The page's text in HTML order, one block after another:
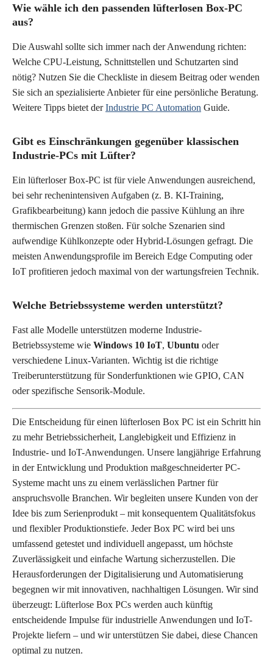
Wie wähle ich den passenden lüfterlosen Box-PC
aus?
Die Auswahl sollte sich immer nach der Anwendung richten:
Welche CPU-Leistung, Schnittstellen und Schutzarten sind
nötig? Nutzen Sie die Checkliste in diesem Beitrag oder wenden
Sie sich an spezialisierte Anbieter für eine persönliche Beratung.
Weitere Tipps bietet derIndustrie PC Automation Guide.
Gibt es Einschränkungen gegenüber klassischen
Industrie-PCs mit Lüfter?
Ein lüfterloser Box-PC ist für viele Anwendungen ausreichend,
bei sehr rechenintensiven Aufgaben (z. B. KI-Training,
Grafikbearbeitung) kann jedoch die passive Kühlung an ihre
thermischen Grenzen stoßen. Für solche Szenarien sind
aufwendige Kühlkonzepte oder Hybrid-Lösungen gefragt. Die
meisten Anwendungsprofile im Bereich Edge Computing oder
IoT profitieren jedoch maximal von der wartungsfreien Technik.
Welche Betriebssysteme werden unterstützt?
Fast alle Modelle unterstützen moderne Industrie-
Betriebssysteme wie Windows 10 IoT, Ubuntu oder
verschiedene Linux-Varianten. Wichtig ist die richtige
Treiberunterstützung für Sonderfunktionen wie GPIO, CAN
oder spezifische Sensorik-Module.
Die Entscheidung für einen lüfterlosen Box PC ist ein Schritt hin
zu mehr Betriebssicherheit, Langlebigkeit und Effizienz in
Industrie- und IoT-Anwendungen. Unsere langjährige Erfahrung
in der Entwicklung und Produktion maßgeschneiderter PC-
Systeme macht uns zu einem verlässlichen Partner für
anspruchsvolle Branchen. Wir begleiten unsere Kunden von der
Idee bis zum Serienprodukt – mit konsequentem Qualitätsfokus
und flexibler Produktionstiefe. Jeder Box PC wird bei uns
umfassend getestet und individuell angepasst, um höchste
Zuverlässigkeit und einfache Wartung sicherzustellen. Die
Herausforderungen der Digitalisierung und Automatisierung
begegnen wir mit innovativen, nachhaltigen Lösungen. Wir sind
überzeugt: Lüfterlose Box PCs werden auch künftig
entscheidende Impulse für industrielle Anwendungen und IoT-
Projekte liefern – und wir unterstützen Sie dabei, diese Chancen
optimal zu nutzen.